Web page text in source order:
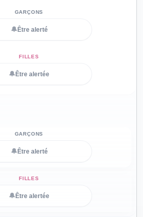
🔔 Être alerté
🔔 Être alertée
🔔 Être alerté
🔔 Être alertée